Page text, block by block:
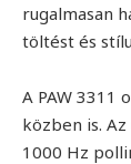
rugalmasan
töltést és
A PAW 3311
közben is.
1000 Hz